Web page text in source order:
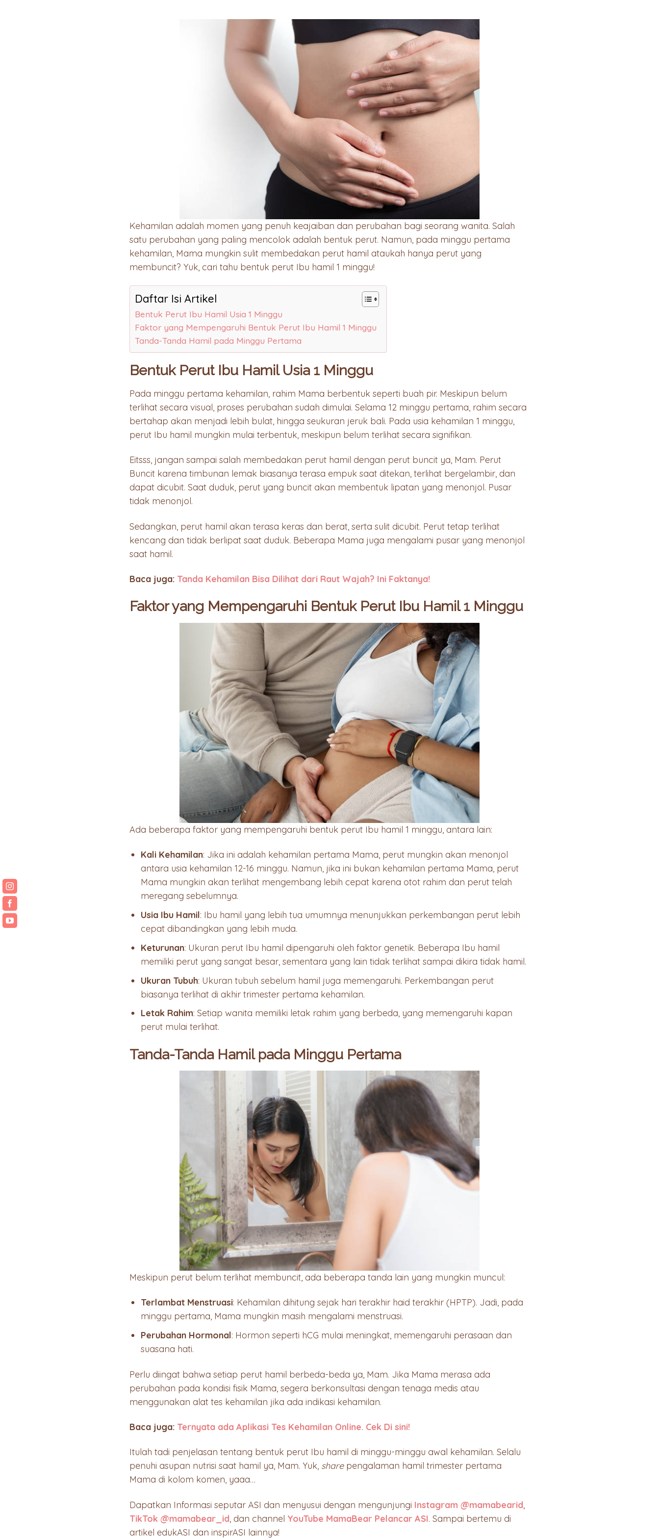
Kehamilan adalah momen yang penuh keajaiban dan perubahan bagi seorang wanita. Salah
satu perubahan yang paling mencolok adalah bentuk perut. Namun, pada minggu pertama
kehamilan, Mama mungkin sulit membedakan perut hamil ataukah hanya perut yang
membuncit? Yuk, cari tahu bentuk perut Ibu hamil 1 minggu!
Daftar Isi Artikel
Bentuk Perut Ibu Hamil Usia 1 Minggu
Faktor yang Mempengaruhi Bentuk Perut Ibu Hamil 1 Minggu
Tanda-Tanda Hamil pada Minggu Pertama
Bentuk Perut Ibu Hamil Usia 1 Minggu
Pada minggu pertama kehamilan, rahim Mama berbentuk seperti buah pir. Meskipun belum
terlihat secara visual, proses perubahan sudah dimulai. Selama 12 minggu pertama, rahim secara
bertahap akan menjadi lebih bulat, hingga seukuran jeruk bali. Pada usia kehamilan 1 minggu,
perut Ibu hamil mungkin mulai terbentuk, meskipun belum terlihat secara signifikan.
Eitsss, jangan sampai salah membedakan perut hamil dengan perut buncit ya, Mam. Perut
Buncit karena timbunan lemak biasanya terasa empuk saat ditekan, terlihat bergelambir, dan
dapat dicubit. Saat duduk, perut yang buncit akan membentuk lipatan yang menonjol. Pusar
tidak menonjol.
Sedangkan, perut hamil akan terasa keras dan berat, serta sulit dicubit. Perut tetap terlihat
kencang dan tidak berlipat saat duduk. Beberapa Mama juga mengalami pusar yang menonjol
saat hamil.
Baca juga: Tanda Kehamilan Bisa Dilihat dari Raut Wajah? Ini Faktanya!
Faktor yang Mempengaruhi Bentuk Perut Ibu Hamil 1 Minggu
Ada beberapa faktor yang mempengaruhi bentuk perut Ibu hamil 1 minggu, antara lain:
Kali Kehamilan: Jika ini adalah kehamilan pertama Mama, perut mungkin akan menonjol
antara usia kehamilan 12-16 minggu. Namun, jika ini bukan kehamilan pertama Mama, perut
Mama mungkin akan terlihat mengembang lebih cepat karena otot rahim dan perut telah
meregang sebelumnya.
Usia Ibu Hamil: Ibu hamil yang lebih tua umumnya menunjukkan perkembangan perut lebih
cepat dibandingkan yang lebih muda.
Keturunan: Ukuran perut Ibu hamil dipengaruhi oleh faktor genetik. Beberapa Ibu hamil
memiliki perut yang sangat besar, sementara yang lain tidak terlihat sampai dikira tidak hamil.
Ukuran Tubuh: Ukuran tubuh sebelum hamil juga memengaruhi. Perkembangan perut
biasanya terlihat di akhir trimester pertama kehamilan.
Letak Rahim: Setiap wanita memiliki letak rahim yang berbeda, yang memengaruhi kapan
perut mulai terlihat.
Tanda-Tanda Hamil pada Minggu Pertama
Meskipun perut belum terlihat membuncit, ada beberapa tanda lain yang mungkin muncul:
Terlambat Menstruasi: Kehamilan dihitung sejak hari terakhir haid terakhir (HPTP). Jadi, pada
minggu pertama, Mama mungkin masih mengalami menstruasi.
Perubahan Hormonal: Hormon seperti hCG mulai meningkat, memengaruhi perasaan dan
suasana hati.
Perlu diingat bahwa setiap perut hamil berbeda-beda ya, Mam. Jika Mama merasa ada
perubahan pada kondisi fisik Mama, segera berkonsultasi dengan tenaga medis atau
menggunakan alat tes kehamilan jika ada indikasi kehamilan.
Baca juga: Ternyata ada Aplikasi Tes Kehamilan Online. Cek Di sini!
Itulah tadi penjelasan tentang bentuk perut Ibu hamil di minggu-minggu awal kehamilan. Selalu
penuhi asupan nutrisi saat hamil ya, Mam. Yuk, sharepengalaman hamil trimester pertama
Mama di kolom komen, yaaa…
Dapatkan Informasi seputar ASI dan menyusui dengan mengunjungi Instagram @mamabearid,
TikTok @mamabear_id, dan channel YouTube MamaBear Pelancar ASI. Sampai bertemu di
artikel edukASI dan inspirASI lainnya!